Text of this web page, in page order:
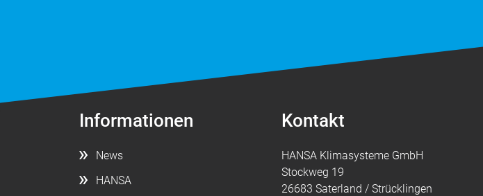
Informationen
News
HANSA
Kontakt
HANSA Klimasysteme GmbH
Stockweg 19
26683 Saterland / Strücklingen